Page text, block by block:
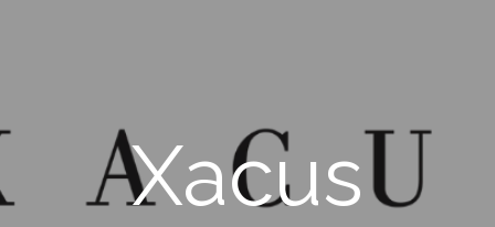
Xacus